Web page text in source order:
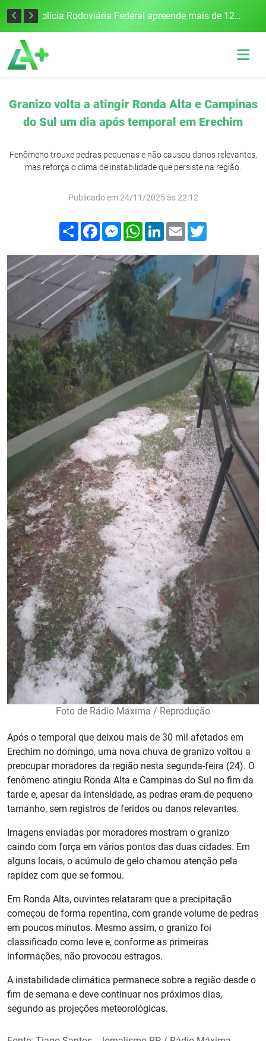
Tecnologia inovadora desenvolvida na UFSM/FW utiliza drones e IA para monitorar a qualidade da água Polícia Rodoviária Federal apreende mais de 120 quilos de maconha na BR-386, em Frederico Westphalen
Granizo volta a atingir Ronda Alta e Campinas
do Sul um dia após temporal em Erechim
Fenômeno trouxe pedras pequenas e não causou danos relevantes,
mas reforça o clima de instabilidade que persiste na região.
Publicado em 24/11/2025 às 22:12
Compartilhar
FacebookMessenger
WhatsApp
LinkedIn
Email
Foto de Rádio Máxima / Reprodução
Após o temporal que deixou mais de 30 mil afetados em
Erechim no domingo, uma nova chuva de granizo voltou a
preocupar moradores da região nesta segunda-feira (24). O
fenômeno atingiu Ronda Alta e Campinas do Sul no fim da
tarde e, apesar da intensidade, as pedras eram de pequeno
tamanho, sem registros de feridos ou danos relevantes.
Imagens enviadas por moradores mostram o granizo
caindo com força em vários pontos das duas cidades. Em
alguns locais, o acúmulo de gelo chamou atenção pela
rapidez com que se formou.
Em Ronda Alta, ouvintes relataram que a precipitação
começou de forma repentina, com grande volume de pedras
em poucos minutos. Mesmo assim, o granizo foi
classificado como leve e, conforme as primeiras
informações, não provocou estragos.
A instabilidade climática permanece sobre a região desde o
fim de semana e deve continuar nos próximos dias,
segundo as projeções meteorológicas.